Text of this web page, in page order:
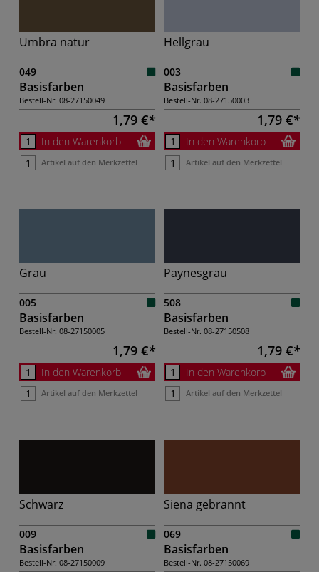
Umbra natur
049
Basisfarben
Bestell-Nr. 08-27150049
1,79 €
In den Warenkorb
Artikel auf den Merkzettel
Hellgrau
003
Basisfarben
Bestell-Nr. 08-27150003
1,79 €
In den Warenkorb
Artikel auf den Merkzettel
Grau
005
Basisfarben
Bestell-Nr. 08-27150005
1,79 €
In den Warenkorb
Artikel auf den Merkzettel
Paynesgrau
508
Basisfarben
Bestell-Nr. 08-27150508
1,79 €
In den Warenkorb
Artikel auf den Merkzettel
Schwarz
009
Basisfarben
Bestell-Nr. 08-27150009
Siena gebrannt
069
Basisfarben
Bestell-Nr. 08-27150069